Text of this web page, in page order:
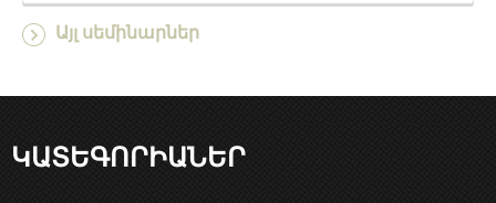
Այլ սեմինարներ
ԿԱՏԵԳՈՐԻԱՆԵՐ